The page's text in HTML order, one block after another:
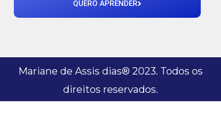
QUERO APRENDER
Mariane de Assis dias® 2023. Todos os
direitos reservados.